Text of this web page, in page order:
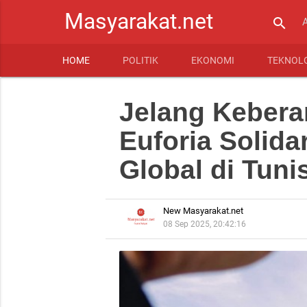
Masyarakat.net search
HOME POLITIK EKONOMI
Jelang
Euforia
Global di
New Masyarakat.net
08 Sep 2025, 20:42:16